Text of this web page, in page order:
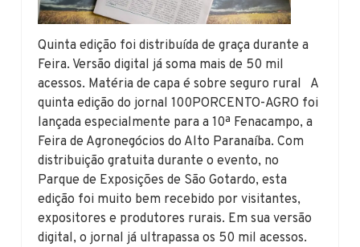
Quinta edição foi distribuída de graça durante a
Feira. Versão digital já soma mais de 50 mil
acessos. Matéria de capa é sobre seguro rural A
quinta edição do jornal 100PORCENTO-AGRO foi
lançada especialmente para a 10ª Fenacampo, a
Feira de Agronegócios do Alto Paranaíba. Com
distribuição gratuita durante o evento, no
Parque de Exposições de São Gotardo, esta
edição foi muito bem recebido por visitantes,
expositores e produtores rurais. Em sua versão
digital, o jornal já ultrapassa os 50 mil acessos.